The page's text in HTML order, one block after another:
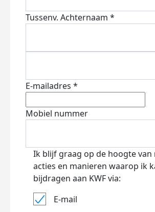
Tussenv. Achternaam *
E-mailadres *
Mobiel nummer
Ik blijf graag op de hoogte van
acties en manieren waarop ik
bijdragen aan KWF via:
E-mail